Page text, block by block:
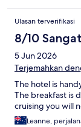
Ulasan terverifikasi
8/10
5 Jun 2026
Terjemahkan
The hotel is
The breakfast is
cruising you will
Leanne,